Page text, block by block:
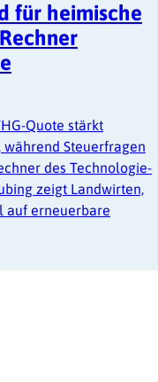
für heimische
Quote stärkt
Steuerfragen
des Technologie-
zeigt Landwirten,
auf erneuerbare